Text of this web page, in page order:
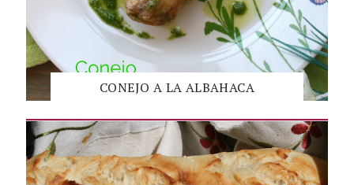
CONEJO A LA ALBAHACA